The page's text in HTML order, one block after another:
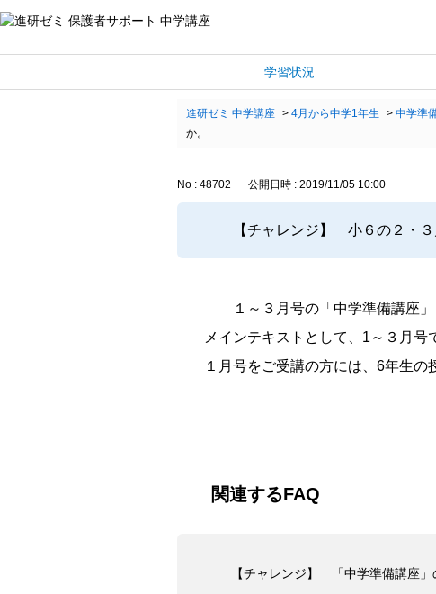
学習状況
進研ゼミ 中学講座 > 4月から中学1年生 > 中学準
か。
No : 48702 公開日時 : 2019/11/05 10:00
【チャレンジ】 小６の２・
１～３月号の「中学準備講座
メインテキストとして、1～３月
１月号をご受講の方には、6年生
関連するFAQ
【チャレンジ】 「中学準備講座」